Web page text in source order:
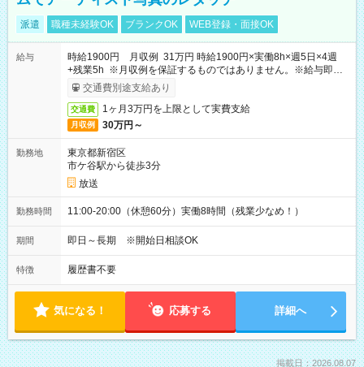
派遣 職種未経験OK ブランクOK WEB登録・面接OK
給与
時給1900円 月収例 31万円 時給1900円×実働8h×週5日×4週
+残業5h ※月収例を保証するものではありません。※給与即受
取りサービス利用可（利用条件有）
交通費別途支給あり
交通費 1ヶ月3万円を上限として実費支給
月収例 30万円～
勤務地
東京都新宿区
市ケ谷駅から徒歩3分
放送
勤務時間 11:00-20:00（休憩60分）実働8時間（残業少なめ！）
期間 即日～長期 ※開始日相談OK
特徴 履歴書不要
気になる！ 応募する 詳細へ
掲載日：2026.08.07